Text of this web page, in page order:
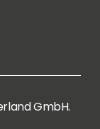
GmbH.